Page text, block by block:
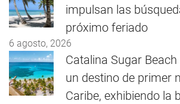
impulsan las
próximo feriado
6 agosto, 2026
Catalina Sugar
un destino de primer
Caribe, exhibiendo la